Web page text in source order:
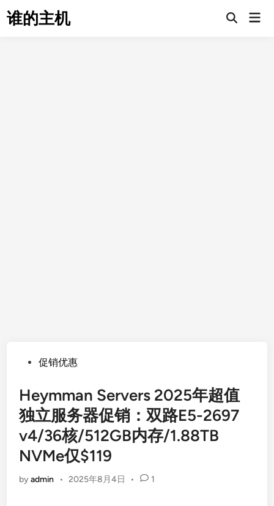
to谁的主机
Open
Posted促销优惠
Heymman Servers 2025年超值
独立服务器促销：双路E5-2697
v4/36核/512GB内存/1.88TB
NVMe仅$119
byadmin • 2025年8月4日 • 1